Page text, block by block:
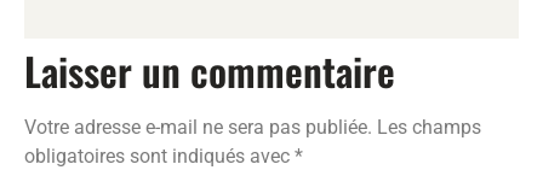
Laisser un commentaire
Votre adresse e-mail ne sera pas publiée. Les champs
obligatoires sont indiqués avec *